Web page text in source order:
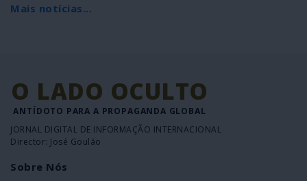
Mais notícias...
O LADO OCULTO
ANTÍDOTO PARA A PROPAGANDA GLOBAL
JORNAL DIGITAL DE INFORMAÇÃO INTERNACIONAL
Director: José Goulão
Sobre Nós